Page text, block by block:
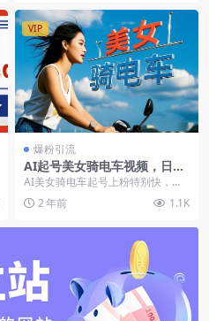
VIP
爆粉引流
AI起号美女骑电车视频，日精
准引流100+，轻松变现1W+
AI美女骑电车起号上粉特别快，不
容错过！年轻人也喜欢看年轻人意
味着什么？他们代表...
2 年前 1.1K